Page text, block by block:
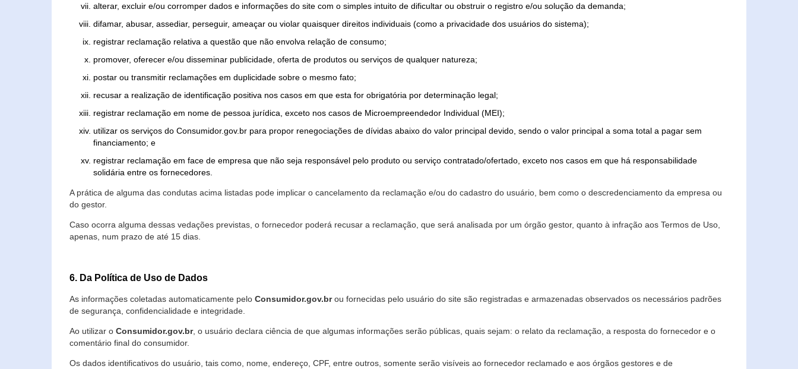
alterar, excluir e/ou corromper dados e informações do site com o simples intuito de dificultar ou obstruir o registro e/ou solução da demanda;
difamar, abusar, assediar, perseguir, ameaçar ou violar quaisquer direitos individuais (como a privacidade dos usuários do sistema);
registrar reclamação relativa a questão que não envolva relação de consumo;
promover, oferecer e/ou disseminar publicidade, oferta de produtos ou serviços de qualquer natureza;
postar ou transmitir reclamações em duplicidade sobre o mesmo fato;
recusar a realização de identificação positiva nos casos em que esta for obrigatória por determinação legal;
registrar reclamação em nome de pessoa jurídica, exceto nos casos de Microempreendedor Individual (MEI);
utilizar os serviços do Consumidor.gov.br para propor renegociações de dívidas abaixo do valor principal devido, sendo o valor principal a soma total a pagar sem
financiamento; e
registrar reclamação em face de empresa que não seja responsável pelo produto ou serviço contratado/ofertado, exceto nos casos em que há responsabilidade
solidária entre os fornecedores.
A prática de alguma das condutas acima listadas pode implicar o cancelamento da reclamação e/ou do cadastro do usuário, bem como o descredenciamento da empresa ou
do gestor.
Caso ocorra alguma dessas vedações previstas, o fornecedor poderá recusar a reclamação, que será analisada por um órgão gestor, quanto à infração aos Termos de Uso,
apenas, num prazo de até 15 dias.
6. Da Política de Uso de Dados
As informações coletadas automaticamente pelo Consumidor.gov.brou fornecidas pelo usuário do site são registradas e armazenadas observados os necessários padrões
de segurança, confidencialidade e integridade.
Ao utilizar o Consumidor.gov.br, o usuário declara ciência de que algumas informações serão públicas, quais sejam: o relato da reclamação, a resposta do fornecedor e o
comentário final do consumidor.
Os dados identificativos do usuário, tais como, nome, endereço, CPF, entre outros, somente serão visíveis ao fornecedor reclamado e aos órgãos gestores e de